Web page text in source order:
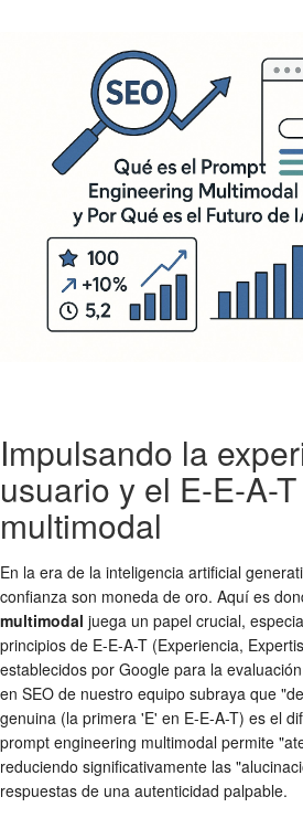
Impulsando la
usuario y el E-E-A-
multimodal
En la era de la inteligencia artificial
confianza son moneda de oro. Aquí es
multimodal juega un papel crucial,
principios de E-E-A-T (Experiencia,
establecidos por Google para la
en SEO de nuestro equipo subraya que
genuina (la primera 'E' en E-E-A-T) es el
prompt engineering multimodal permite
reduciendo significativamente las
respuestas de una autenticidad palpable.